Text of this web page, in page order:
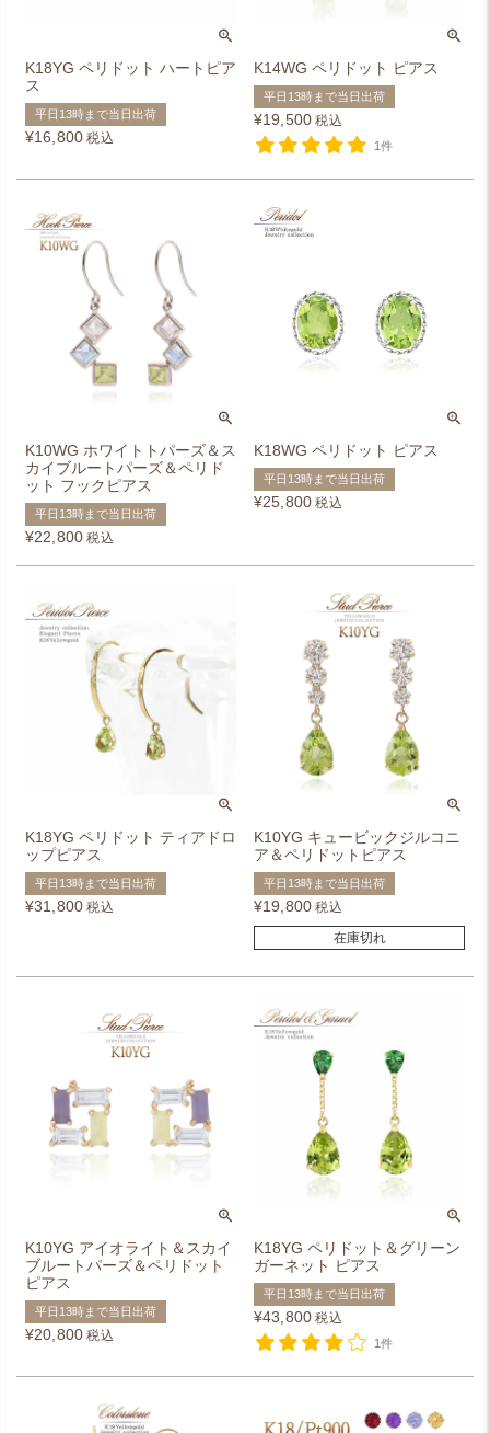
K18YG ペリドット ハートピア
ス
平日13時まで当日出荷
¥16,800 税込
K14WG ペリドット ピアス
平日13時まで当日出荷
¥19,500 税込
1件
K10WG ホワイトトパーズ＆ス
カイブルートパーズ＆ペリド
ット フックピアス
平日13時まで当日出荷
¥22,800 税込
K18WG ペリドット ピアス
平日13時まで当日出荷
¥25,800 税込
K18YG ペリドット ティアドロ
ップピアス
平日13時まで当日出荷
¥31,800 税込
K10YG キュービックジルコニ
ア＆ペリドットピアス
平日13時まで当日出荷
¥19,800 税込
在庫切れ
K10YG アイオライト＆スカイ
ブルートパーズ＆ペリドット
ピアス
平日13時まで当日出荷
¥20,800 税込
K18YG ペリドット＆グリーン
ガーネット ピアス
平日13時まで当日出荷
¥43,800 税込
1件